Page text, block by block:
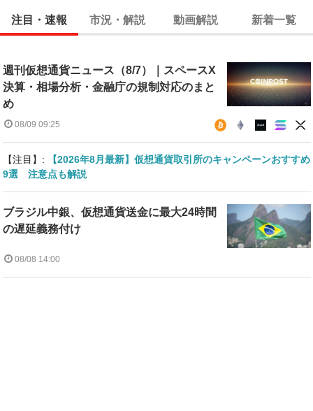
注目・速報 市況・解説 動画解説 新着一覧
週刊仮想通貨ニュース（8/7）｜スペースX
決算・相場分析・金融庁の規制対応のまと
め
08/09 09:25
【注目】:
【2026年8月最新】仮想通貨取引所のキャンペーンおすすめ
9選 注意点も解説
ブラジル中銀、仮想通貨送金に最大24時間
の遅延義務付け
08/08 14:00